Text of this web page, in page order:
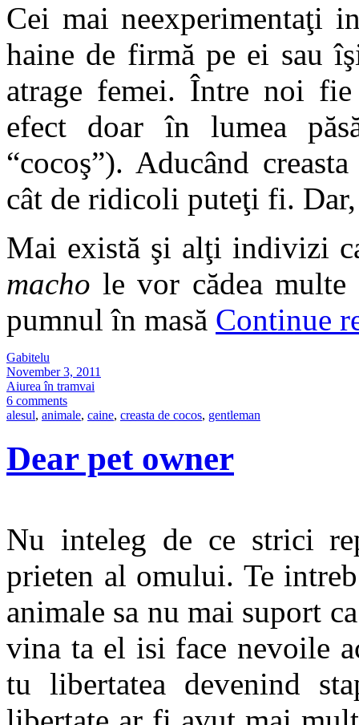
Cei mai neexperimentaţi
haine de firmă pe ei sau
atrage femei. Între noi
efect doar în lumea
“cocoş”). Aducând
cât de ridicoli puteţi fi.
Mai există şi alţi indivizi
macho le vor cădea
pumnul în masă Continue
Gabitelu
November 3, 2011
Aiurea în tramvai
6 comments
alesul, animale, caine, creasta de cocos, gentleman
Dear pet owner
Nu inteleg de ce strici
prieten al omului. Te
animale sa nu mai suport
vina ta el isi face nevoile
tu libertatea devenind